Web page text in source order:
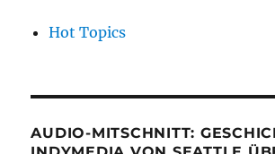
Hot Topics
AUDIO-MITSCHNITT: